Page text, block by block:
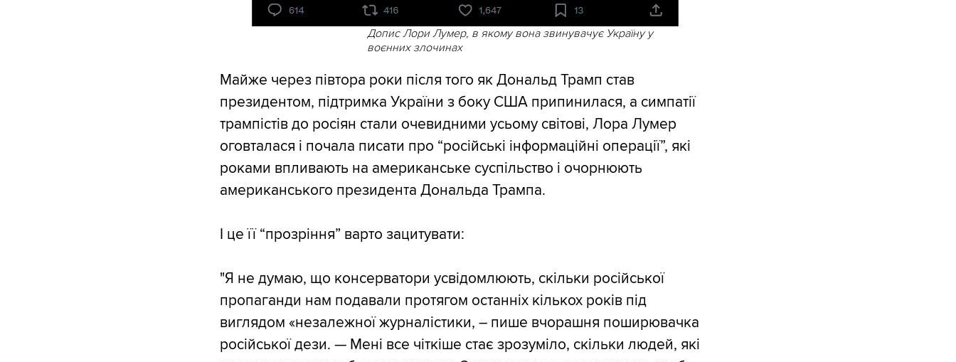
Допис Лори Лумер, в якому вона звинувачує Україну у
воєнних злочинах
Майже через півтора роки після того як Дональд Трамп став
президентом, підтримка України з боку США припинилася, а симпатії
трампістів до росіян стали очевидними усьому світові, Лора Лумер
оговталася і почала писати про “російські інформаційні операції”, які
роками впливають на американське суспільство і очорнюють
американського президента Дональда Трампа.
І це її “прозріння” варто зацитувати:
"Я не думаю, що консерватори усвідомлюють, скільки російської
пропаганди нам подавали протягом останніх кількох років під
виглядом «незалежної журналістики, – пише вчорашня поширювачка
російської дези. — Мені все чіткіше стає зрозуміло, скільки людей, які